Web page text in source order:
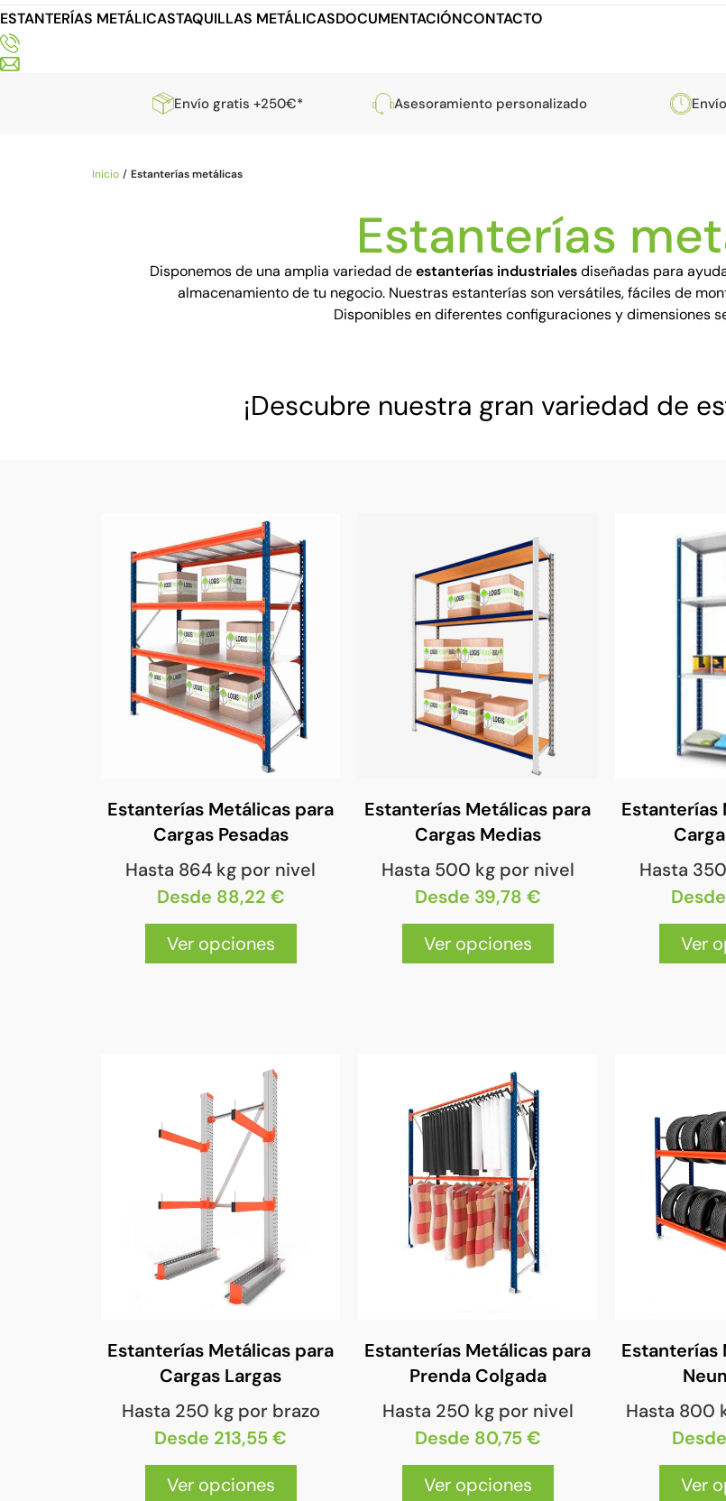
ESTANTERÍAS METÁLICASTAQUILLAS METÁLICASDOCUMENTACIÓNCONTACTO
Envío gratis +250€* Asesoramiento personalizado
Inicio Estanterías metálicas
Estanterías
Disponemos de una amplia variedad deestanterías industrialesdiseñadas para
almacenamiento de tu negocio. Nuestras estanterías son versátiles, fáciles de
Disponibles en diferentes configuraciones y dimensiones
¡Descubre nuestra gran variedad de
Estanterías Metálicas para
Cargas Pesadas
Hasta 864 kg por nivel
Desde 88,22 €
Ver opciones
Estanterías Metálicas para
Cargas Medias
Hasta 500 kg por nivel
Desde 39,78 €
Ver opciones
Estanterías
Hasta
Ver
Estanterías Metálicas para
Cargas Largas
Hasta 250 kg por brazo
Desde 213,55 €
Ver opciones
Estanterías Metálicas para
Prenda Colgada
Hasta 250 kg por nivel
Desde 80,75 €
Ver opciones
Estanterías
Hasta 800
Ver